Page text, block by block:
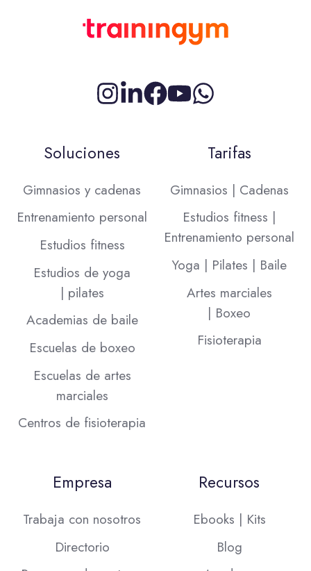
Síguenos¿Conectamos
Síguenos
Facebook
Síguenos
YouTube
Soluciones
Gimnasios y cadenas
Entrenamiento personal
Estudios fitness
Estudios de yoga
| pilates
Academias de baile
Escuelas de boxeo
Escuelas de artes
marciales
Centros de fisioterapia
Tarifas
Gimnasios | Cadenas
Estudios fitness |
Entrenamiento personal
Yoga | Pilates | Baile
Artes marciales
| Boxeo
Fisioterapia
Empresa
Trabaja con nosotros
Directorio
Recursos
Ebooks | Kits
Blog